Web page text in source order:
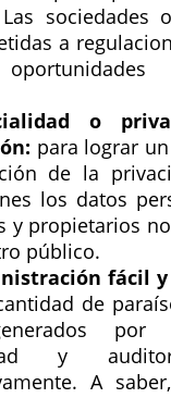
sociedades
a
o
para lograr
de la
los datos
y propietarios
público.
fácil
de
por
y
A